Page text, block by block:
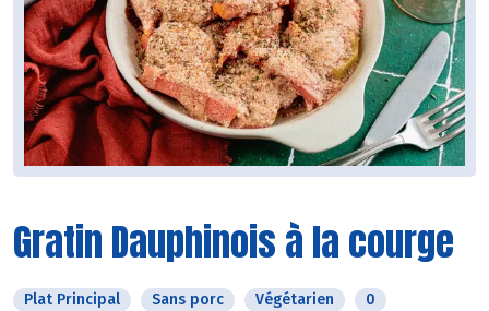
Gratin Dauphinois à la courge
Plat Principal Sans porc Végétarien 0